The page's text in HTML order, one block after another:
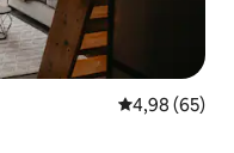
4,98 de uma
4,98 (65)